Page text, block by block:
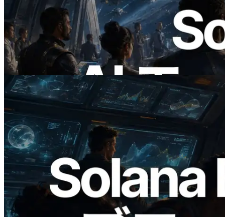
ERPC、x402 決済対応の Solana RPC を
公開 — AI エージェントが必要な API
にその場で支払う時代の幕開け
この記事を読む
2026.05.24